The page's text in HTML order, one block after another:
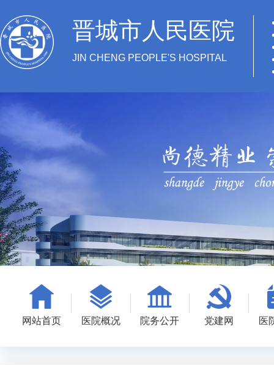
晋城市人民医院
JIN CHENG PEOPLE'S HOSPITAL
网站首页 医院概况 院务公开 党建网 医